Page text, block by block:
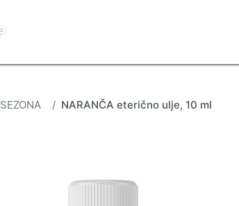
SEZONA NARANČA eterično ulje, 10 ml